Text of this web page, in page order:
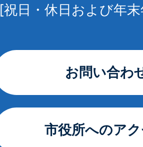
[祝日・休日および年
お問い合わ
市役所へのア